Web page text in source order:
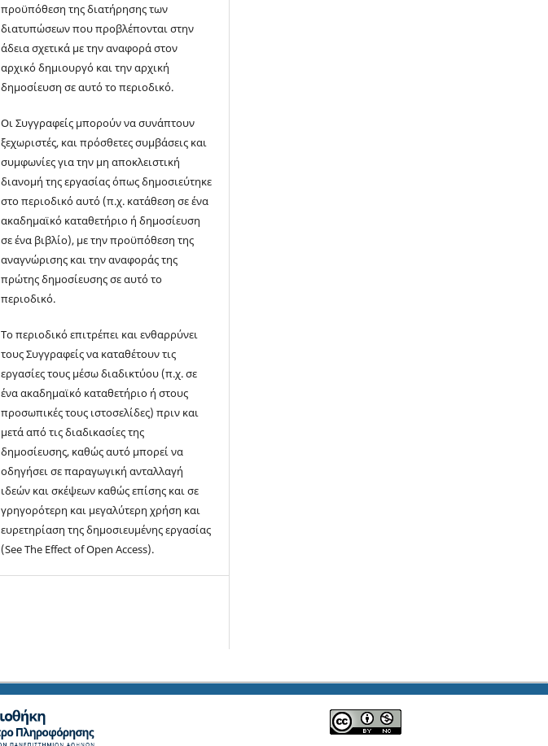
προϋπόθεση της διατήρησης των
διατυπώσεων που προβλέπονται στην
άδεια σχετικά με την αναφορά στον
αρχικό δημιουργό και την αρχική
δημοσίευση σε αυτό το περιοδικό.
Οι Συγγραφείς μπορούν να συνάπτουν
ξεχωριστές, και πρόσθετες συμβάσεις και
συμφωνίες για την μη αποκλειστική
διανομή της εργασίας όπως δημοσιεύτηκε
στο περιοδικό αυτό (π.χ. κατάθεση σε ένα
ακαδημαϊκό καταθετήριο ή δημοσίευση
σε ένα βιβλίο), με την προϋπόθεση της
αναγνώρισης και την αναφοράς της
πρώτης δημοσίευσης σε αυτό το
περιοδικό.
Το περιοδικό επιτρέπει και ενθαρρύνει
τους Συγγραφείς να καταθέτουν τις
εργασίες τους μέσω διαδικτύου (π.χ. σε
ένα ακαδημαϊκό καταθετήριο ή στους
προσωπικές τους ιστοσελίδες) πριν και
μετά από τις διαδικασίες της
δημοσίευσης, καθώς αυτό μπορεί να
οδηγήσει σε παραγωγική ανταλλαγή
ιδεών και σκέψεων καθώς επίσης και σε
γρηγορότερη και μεγαλύτερη χρήση και
ευρετηρίαση της δημοσιευμένης εργασίας
(See The Effect of Open Access).